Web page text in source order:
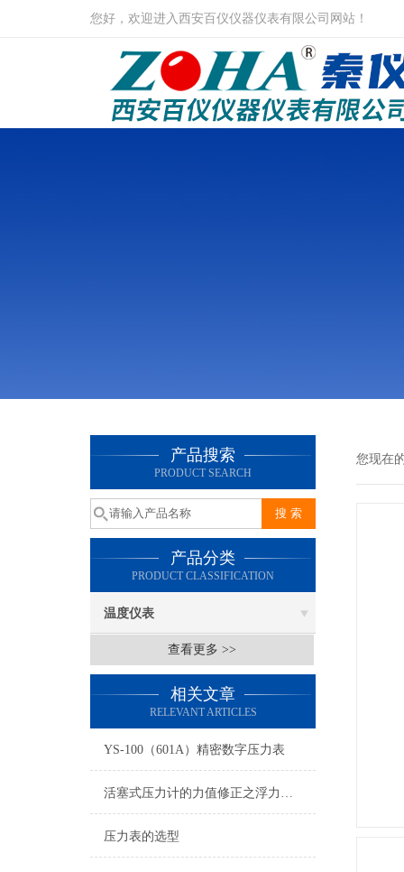
您好，欢迎进入西安百仪仪器仪表有限公司网站！
产品搜索
PRODUCT SEARCH
产品分类
PRODUCT CLASSIFICATION
温度仪表
查看更多 >>
相关文章
RELEVANT ARTICLES
YS-100（601A）精密数字压力表
活塞式压力计的力值修正之浮力影响
压力表的选型
您现在